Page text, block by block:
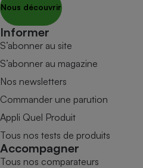
Nous découvrir
Informer
S’abonner au site
S’abonner au magazine
Nos newsletters
Commander une parution
Appli Quel Produit
Tous nos tests de produits
Accompagner
Tous nos comparateurs